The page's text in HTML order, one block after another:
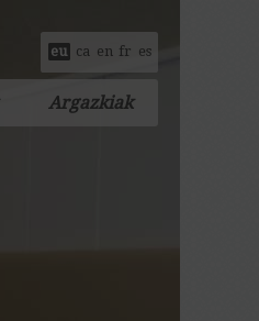
eu ca en fr es
Argazkiak